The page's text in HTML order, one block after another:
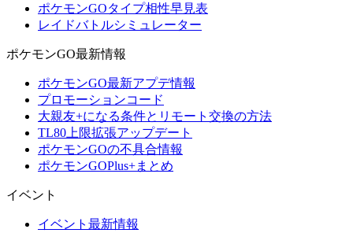
ポケモンGOタイプ相性早見表
レイドバトルシミュレーター
ポケモンGO最新情報
ポケモンGO最新アプデ情報
プロモーションコード
大親友+になる条件とリモート交換の方法
TL80上限拡張アップデート
ポケモンGOの不具合情報
ポケモンGOPlus+まとめ
イベント
イベント最新情報